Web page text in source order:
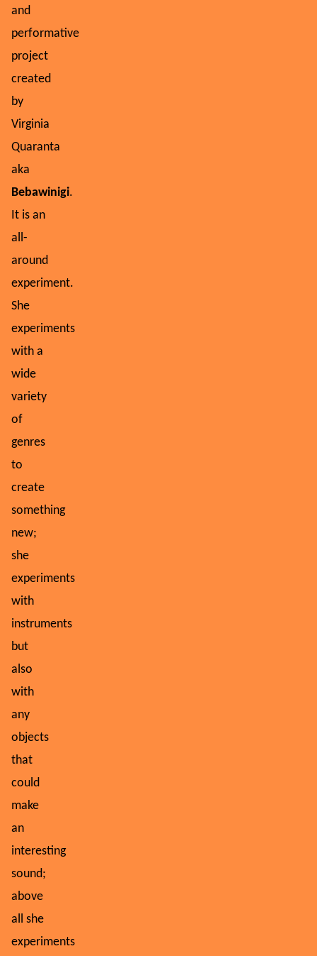
and
performative
project
created
by
Virginia
Quaranta
aka
Bebawinigi.
It is an
all-
around
experiment.
She
experiments
with a
wide
variety
of
genres
to
create
something
new;
she
experiments
with
instruments
but
also
with
any
objects
that
could
make
an
interesting
sound;
above
all she
experiments